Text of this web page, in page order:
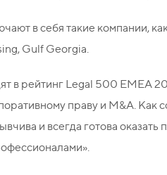
в себя такие компании,
Gulf Georgia.
в рейтинг Legal 500 EMEA
праву и M&A. Как
и всегда готова